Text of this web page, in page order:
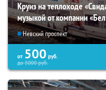
Круиз на теплоходе
музыкой от компании
Невский проспект
от 500 руб.
до5000руб.